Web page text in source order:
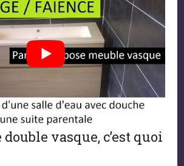
vasque, c’est quoi